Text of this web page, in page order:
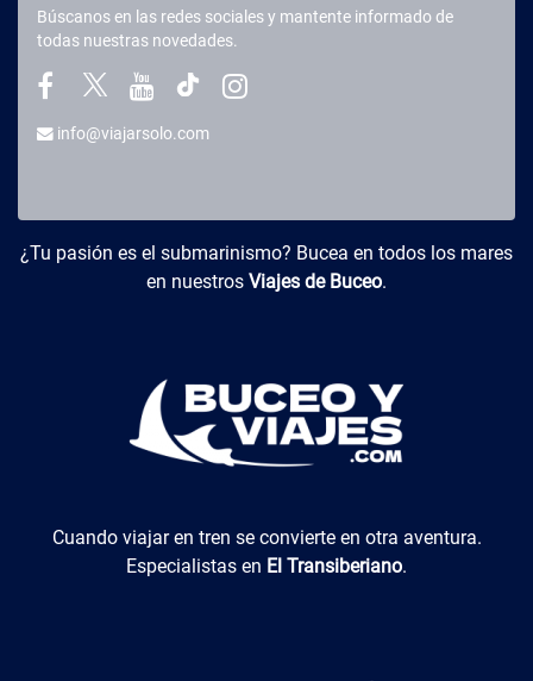
Búscanos en las redes sociales y mantente informado de
todas nuestras novedades.
info@viajarsolo.com
Buceo y Viajes
¿Tu pasión es el submarinismo? Bucea en todos los mares
en nuestros Viajes de Buceo.
El Transiberiano
Cuando viajar en tren se convierte en otra aventura.
Especialistas en El Transiberiano.